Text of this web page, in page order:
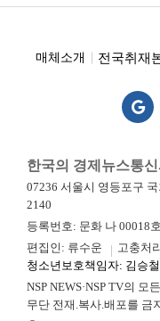
매체소개 전국취재
한국의 경제뉴스통
07236 서울시 영등포구
2140
등록번호: 문화 나 00018호
편집인: 류수운
고충처
청소년보호책임자: 김승철
NSP NEWS·NSP TV의
무단 전재.복사.배포를 금